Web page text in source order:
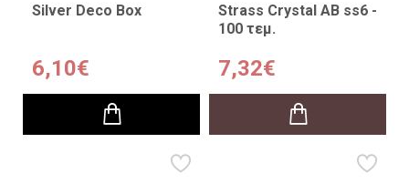
Silver Deco Box
6,10€
Strass Crystal AB ss6 -
100 τεμ.
7,32€